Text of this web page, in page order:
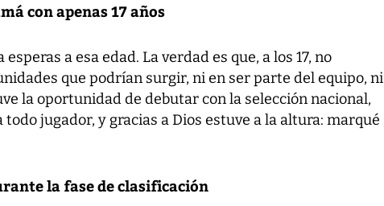
con apenas 17 años
esperas a esa edad. La verdad es que, a los 17, no
que podrían surgir, ni en ser parte del equipo, ni
la oportunidad de debutar con la selección nacional,
todo jugador, y gracias a Dios estuve a la altura: marqué
la fase de clasificación